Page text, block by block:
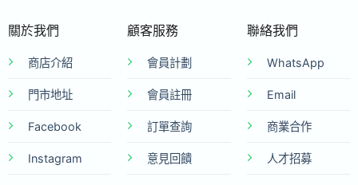
關於我們
商店介紹
門市地址
Facebook
Instagram
顧客服務
會員計劃
會員註冊
訂單查詢
意見回饋
聯絡我們
WhatsApp
Email
商業合作
人才招募